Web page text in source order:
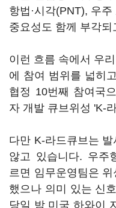
항법·시각(PNT), 우
중요성도 함께 부각되
이런 흐름 속에서 우
에 참여 범위를 넓히
협정 10번째 참여국
자 개발 큐브위성 'K-
다만 K-라드큐브는
않고 있습니다. 우주
르면 임무운영팀은
했으나 의미 있는 신
당일 밤 미국 하와이